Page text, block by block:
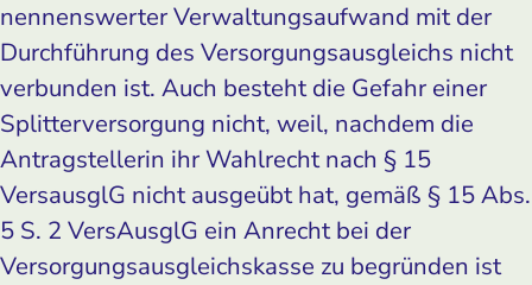
nennenswerter Verwaltungsaufwand mit der
Durchführung des Versorgungsausgleichs nicht
verbunden ist. Auch besteht die Gefahr einer
Splitterversorgung nicht, weil, nachdem die
Antragstellerin ihr Wahlrecht nach § 15
VersausglG nicht ausgeübt hat, gemäß § 15 Abs.
5 S. 2 VersAusglG ein Anrecht bei der
Versorgungsausgleichskasse zu begründen ist